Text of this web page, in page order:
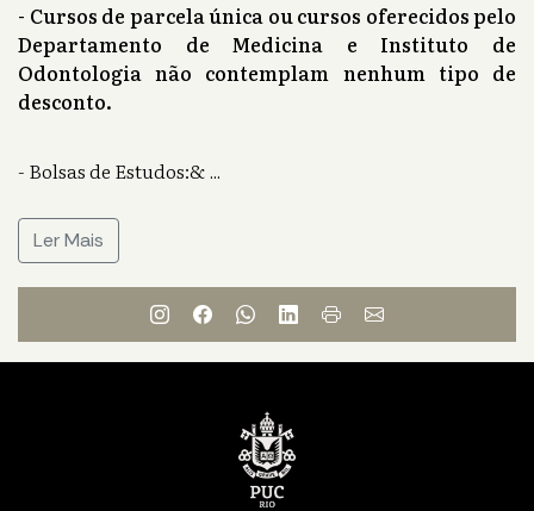
- Cursos de parcela única ou cursos oferecidos pelo
Departamento de Medicina e Instituto de
Odontologia não contemplam nenhum tipo de
desconto.
- Bolsas de Estudos:&...
Ler Mais